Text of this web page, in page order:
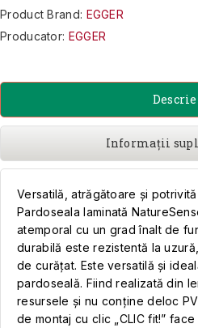
Product Brand: EGGER
Producator: EGGER
Informații
Versatilă, atrăgătoare și
Pardoseala laminată
atemporal cu un grad înalt de
durabilă este rezistentă la
de curățat. Este versatilă și
pardoseală. Fiind realizată din
resursele și nu conține deloc
de montaj cu clic „CLIC fit!”